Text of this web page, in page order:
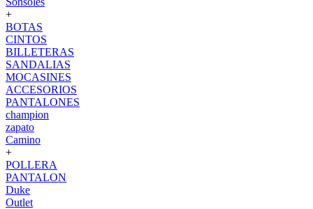
+
BOTAS
CINTOS
BILLETERAS
SANDALIAS
MOCASINES
ACCESORIOS
PANTALONES
champion
zapato
Camino
+
POLLERA
PANTALON
Duke
Outlet